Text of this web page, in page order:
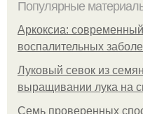
Популярные
Аркоксиа:
воспалительных
Луковый севок из
выращивании лука на
Семь проверенных